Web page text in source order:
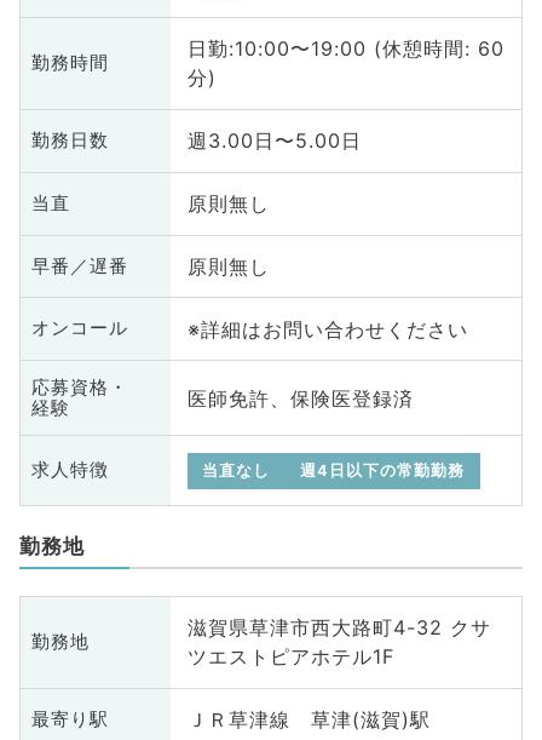
勤務時間
日勤:10:00〜19:00 (休憩時間: 60
分)
勤務日数 週3.00日〜5.00日
当直 原則無し
早番／遅番 原則無し
オンコール ※詳細はお問い合わせください
応募資格・
経験
医師免許、保険医登録済
求人特徴 当直なし 週4日以下の常勤勤務
勤務地
勤務地
滋賀県草津市西大路町4-32 クサ
ツエストピアホテル1F
最寄り駅 ＪＲ草津線 草津(滋賀)駅